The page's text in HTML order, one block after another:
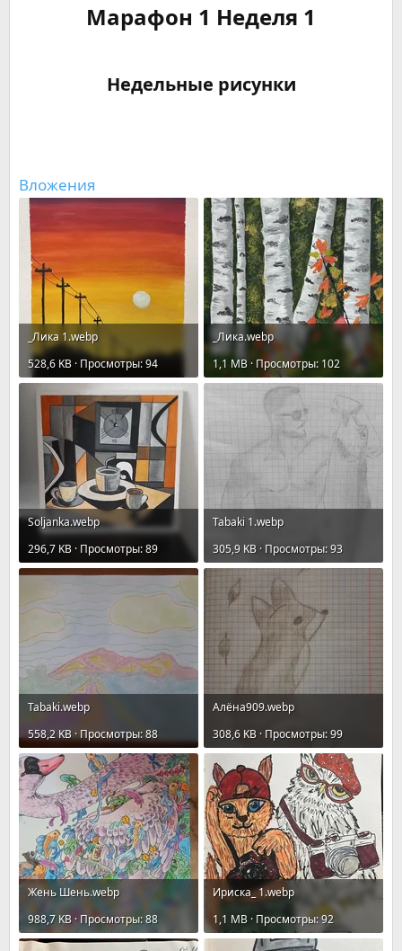
Марафон 1 Неделя 1
Недельные рисунки​
Вложения
_Лика 1.webp
528,6 KB · Просмотры: 94
_Лика.webp
1,1 MB · Просмотры: 102
Soljanka.webp
296,7 KB · Просмотры: 89
Tabaki 1.webp
305,9 KB · Просмотры: 93
Tabaki.webp
558,2 KB · Просмотры: 88
Алёна909.webp
308,6 KB · Просмотры: 99
Жень Шень.webp
988,7 KB · Просмотры: 88
Ириска_ 1.webp
1,1 MB · Просмотры: 92